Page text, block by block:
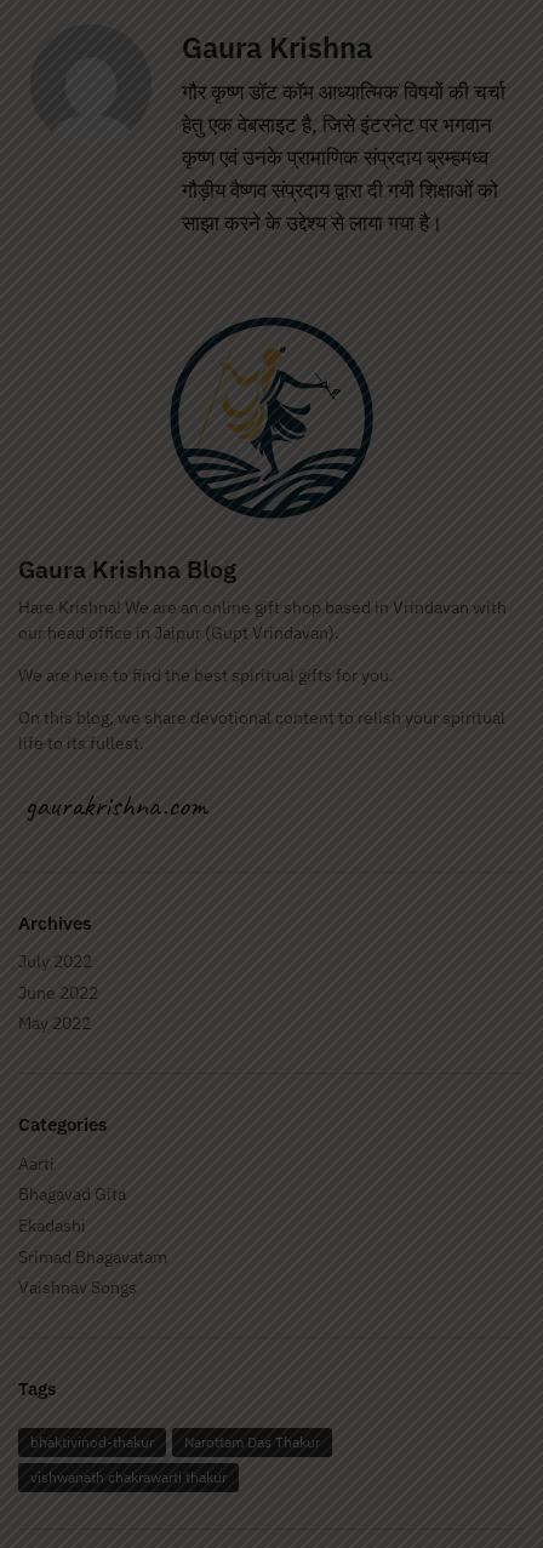
Gaura Krishna
गौर कृष्ण डॉट कॉम आध्यात्मिक विषयों की चर्चा
हेतु एक वेबसाइट है, जिसे इंटरनेट पर भगवान
कृष्ण एवं उनके प्रामाणिक संप्रदाय ब्रम्हमध्व
गौड़ीय वैष्णव संप्रदाय द्वारा दी गयी शिक्षाओं को
साझा करने के उद्देश्य से लाया गया है।
Gaura Krishna Blog
Hare Krishna! We are an online gift shop based in Vrindavan with
our head office in Jaipur (Gupt Vrindavan).
We are here to find the best spiritual gifts for you.
On this blog, we share devotional content to relish your spiritual
life to its fullest.
Archives
July 2022
June 2022
May 2022
Categories
Aarti
Bhagavad Gita
Ekadashi
Srimad Bhagavatam
Vaishnav Songs
Tags
bhaktivinod-thakur
Narottam Das Thakur
vishwanath chakrawarti thakur